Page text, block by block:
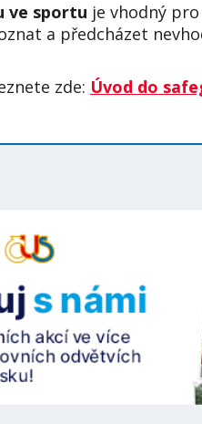
ve sportu je vhodný
a předcházet
zde: Úvod do